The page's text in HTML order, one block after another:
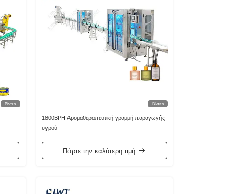
Βίντεο Βίντεο
1800BPH Αρομαθεραπευτική γραμμή παραγωγής
υγρού
Πάρτε την καλύτερη τιμή